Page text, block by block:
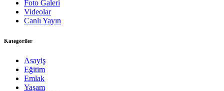
Foto Galeri
Videolar
Canlı Yayın
Kategoriler
Asayiş
Eğitim
Emlak
Yaşam